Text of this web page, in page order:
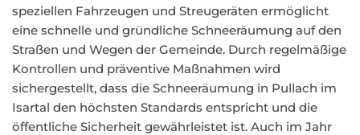
speziellen Fahrzeugen und Streugeräten ermöglicht
eine schnelle und gründliche Schneeräumung auf den
Straßen und Wegen der Gemeinde. Durch regelmäßige
Kontrollen und präventive Maßnahmen wird
sichergestellt, dass die Schneeräumung in Pullach im
Isartal den höchsten Standards entspricht und die
öffentliche Sicherheit gewährleistet ist. Auch im Jahr